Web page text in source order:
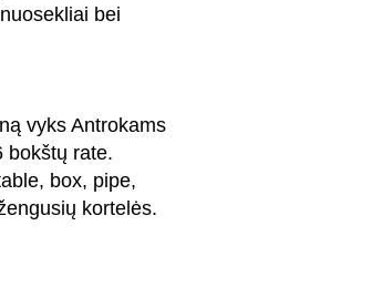
bei
vyks Antrokams
bokštų rate.
box, pipe,
kortelės.